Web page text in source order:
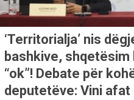
‘Territorialja’ nis
bashkive,
“ok”! Debate për
deputetëve: Vini afat